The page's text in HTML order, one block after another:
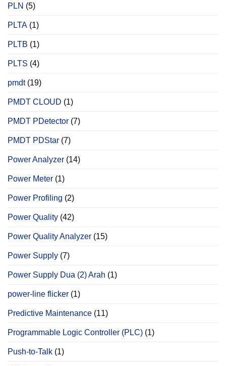
PLN (5)
PLTA (1)
PLTB (1)
PLTS (4)
pmdt(19)
PMDT CLOUD (1)
PMDT PDetector (7)
PMDT PDStar (7)
Power Analyzer (14)
Power Meter (1)
Power Profiling (2)
Power Quality (42)
Power Quality Analyzer (15)
Power Supply (7)
Power Supply Dua (2) Arah (1)
power‐line flicker (1)
Predictive Maintenance (11)
Programmable Logic Controller (PLC) (1)
Push-to-Talk (1)